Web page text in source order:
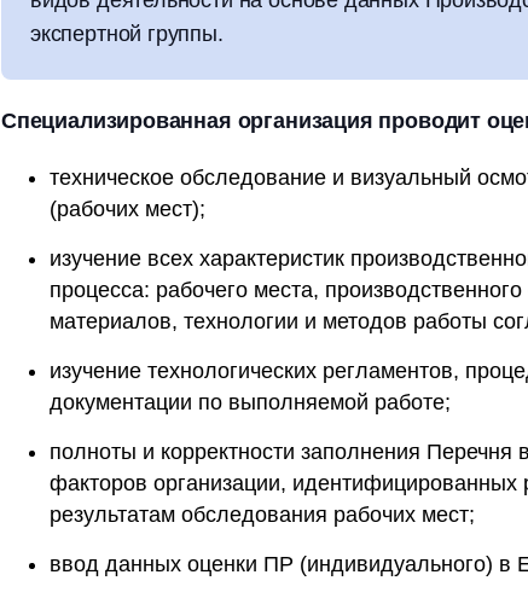
экспертной группы.
Специализированная организация проводит
техническое обследование и визуальный
(рабочих мест);
изучение всех характеристик
процесса: рабочего места,
материалов, технологии и методов работы
изучение технологических регламентов,
документации по выполняемой работе;
полноты и корректности заполнения
факторов организации, идентифицированных
результатам обследования рабочих мест;
ввод данных оценки ПР (индивидуального) в